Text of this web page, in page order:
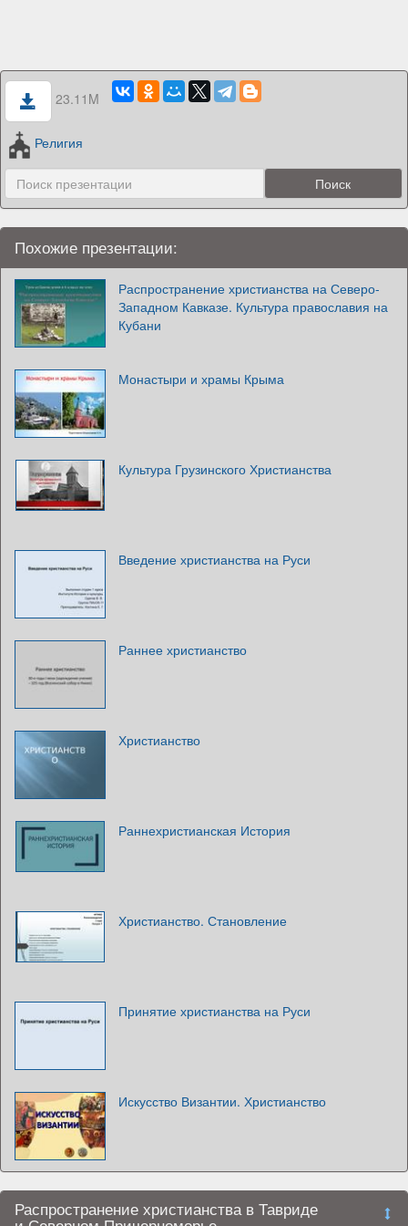
23.11M
Религия
Похожие презентации:
Распространение христианства на Северо-
Западном Кавказе. Культура православия на
Кубани
Монастыри и храмы Крыма
Культура Грузинского Христианства
Введение христианства на Руси
Раннее христианство
Христианство
Раннехристианская История
Христианство. Становление
Принятие христианства на Руси
Искусство Византии. Христианство
Распространение христианства в Тавриде